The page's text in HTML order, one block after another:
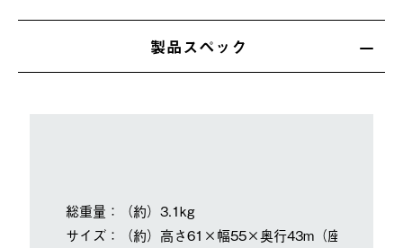
製品スペック
総重量：（約）3.1kg
サイズ：（約）高さ61×幅55×奥行43m（座高29cm）